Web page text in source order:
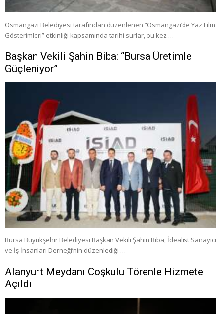
Osmangazi Belediyesi tarafından düzenlenen “Osmangazi’de Yaz Film
Gösterimleri” etkinliği kapsamında tarihi surlar, bu kez …
Başkan Vekili Şahin Biba: “Bursa Üretimle
Güçleniyor”
Bursa Büyükşehir Belediyesi Başkan Vekili Şahin Biba, İdealist Sanayici
ve İş İnsanları Derneği’nin düzenlediği …
Alanyurt Meydanı Coşkulu Törenle Hizmete
Açıldı